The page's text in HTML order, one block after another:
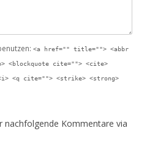
<a href="" title=""> <abbr
<blockquote cite=""> <cite>
<q cite=""> <strike> <strong>
nachfolgende Kommentare via